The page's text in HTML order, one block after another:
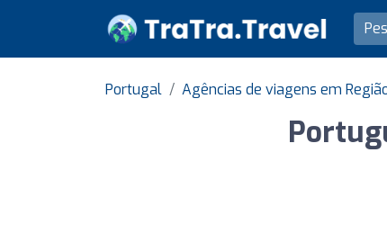
Portugal Agências de viagens em